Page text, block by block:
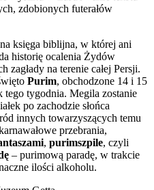
zdobionych futerałów
księga biblijna, w której ani
historię ocalenia Żydów
zagłady na terenie całej Persji.
Purim, obchodzone 14 i 15
tego tygodnia. Megila zostanie
po zachodzie słońca
innych towarzyszących temu
przebrania,
, purimszpile, czyli
– purimową paradę, w trakcie
ilości alkoholu.